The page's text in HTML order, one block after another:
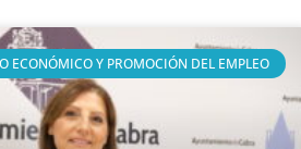
ECONÓMICO Y PROMOCIÓN DEL EMPLEO